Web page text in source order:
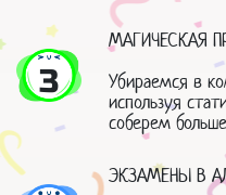
3
МАГИЧЕСКАЯ
Убираемся в
используя
соберем
ЭКЗАМЕНЫ В